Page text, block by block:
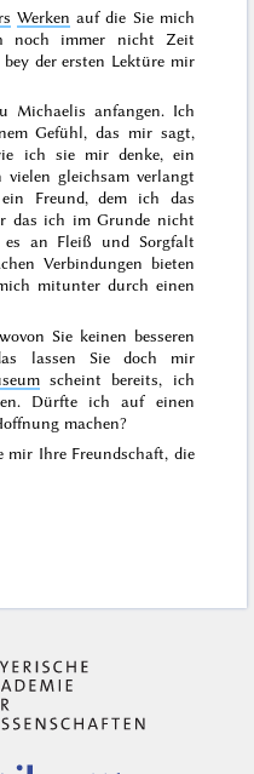
Werken auf die Sie mich
noch immer nicht Zeit
der ersten Lektüre mir
Michaelis anfangen. Ich
Gefühl, das mir sagt,
ich sie mir denke, ein
gleichsam verlangt
Freund, dem ich das
das ich im Grunde nicht
an Fleiß und Sorgfalt
Verbindungen bieten
mitunter durch einen
Sie keinen besseren
lassen Sie doch mir
scheint bereits, ich
Dürfte ich auf einen
machen?
mir Ihre Freundschaft, die